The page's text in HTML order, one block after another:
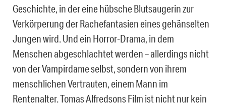
Geschichte, in der eine hübsche Blutsaugerin zur
Verkörperung der Rachefantasien eines gehänselten
Jungen wird. Und ein Horror-Drama, in dem
Menschen abgeschlachtet werden – allerdings nicht
von der Vampirdame selbst, sondern von ihrem
menschlichen Vertrauten, einem Mann im
Rentenalter. Tomas Alfredsons Film ist nicht nur kein